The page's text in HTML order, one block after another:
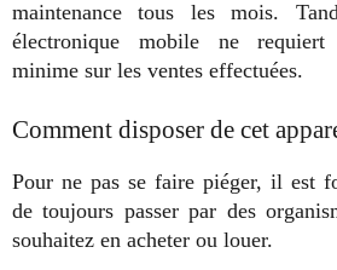
maintenance tous les mois.
électronique mobile ne requiert
minime sur les ventes effectuées.
Comment disposer de cet
Pour ne pas se faire piéger, il est
de toujours passer par des
souhaitez en acheter ou louer.